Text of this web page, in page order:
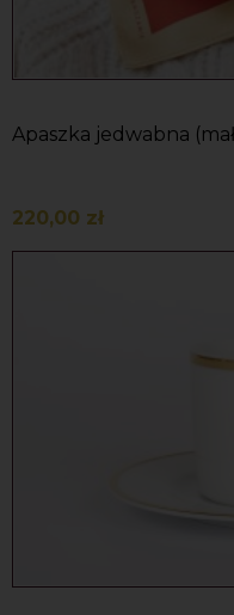
Apaszka jedwabna
220,00 zł